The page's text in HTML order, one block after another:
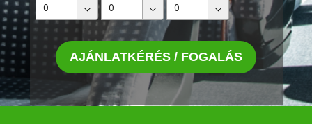
0 0 0
AJÁNLATKÉRÉS / FOGALÁS